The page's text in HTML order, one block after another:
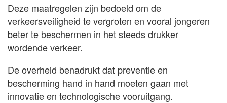
Deze maatregelen zijn bedoeld om de
verkeersveiligheid te vergroten en vooral jongeren
beter te beschermen in het steeds drukker
wordende verkeer.
De overheid benadrukt dat preventie en
bescherming hand in hand moeten gaan met
innovatie en technologische vooruitgang.